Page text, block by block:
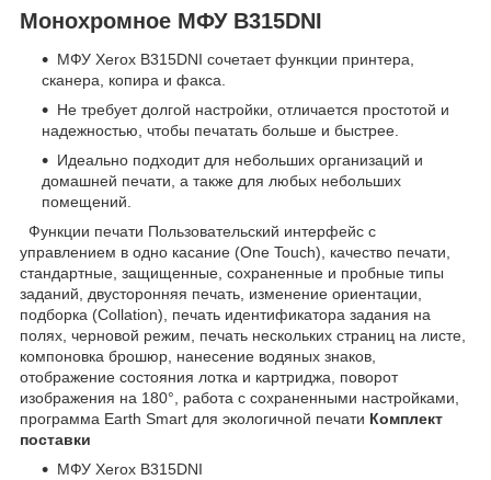
Монохромное МФУ B315DNI
МФУ Xerox B315DNI сочетает функции принтера,
сканера, копира и факса.
Не требует долгой настройки, отличается простотой и
надежностью, чтобы печатать больше и быстрее.
Идеально подходит для небольших организаций и
домашней печати, а также для любых небольших
помещений.
Функции печати Пользовательский интерфейс с
управлением в одно касание (One Touch), качество печати,
стандартные, защищенные, сохраненные и пробные типы
заданий, двусторонняя печать, изменение ориентации,
подборка (Collation), печать идентификатора задания на
полях, черновой режим, печать нескольких страниц на листе,
компоновка брошюр, нанесение водяных знаков,
отображение состояния лотка и картриджа, поворот
изображения на 180°, работа с сохраненными настройками,
программа Earth Smart для экологичной печати Комплект
поставки
МФУ Xerox B315DNI